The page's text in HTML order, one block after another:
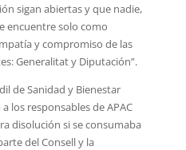
sigan abiertas y que nadie,
encuentre solo como
y compromiso de las
Generalitat y Diputación”.
de Sanidad y Bienestar
los responsables de APAC
disolución si se consumaba
del Consell y la